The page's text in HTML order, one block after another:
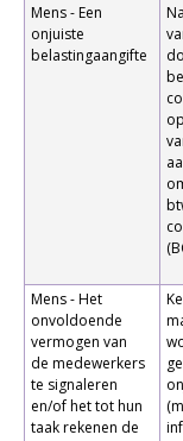
Mens - Een
onjuiste
belastingaangifte
Mens - Het
onvoldoende
vermogen van
de medewerkers
te signaleren
en/of het tot hun
taak rekenen de